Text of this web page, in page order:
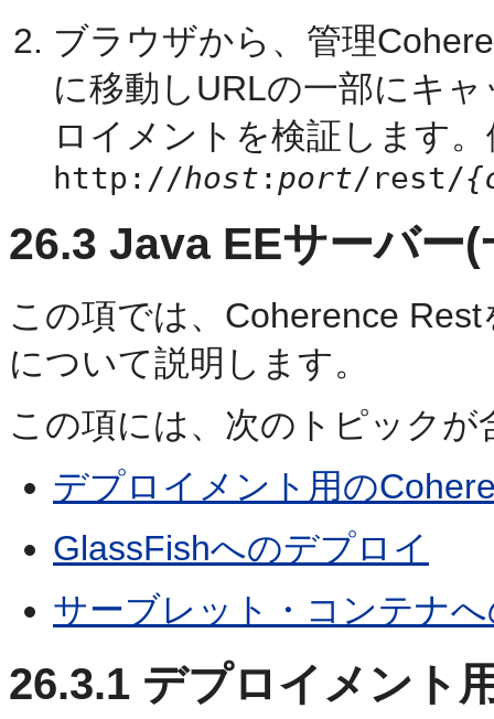
ブラウザから、管理
に移動しURLの一部にキ
ロイメントを検証します
http://host : port/rest/
26.3 Java EEサーバー
この項では、Coherence
について説明します。
この項には、次のトピックが
デプロイメント用の
GlassFishへのデプロイ
サーブレット・コンテナ
26.3.1 デプロイメント